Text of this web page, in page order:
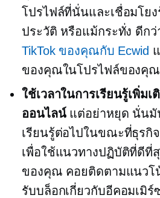
โปรไฟล์ที่นั่นและเชื่อมโย
ประวัติ หรือแม้กระทั่ง ดีกว่
TikTok ของคุณกับ Ecwid
ของคุณในโปรไฟล์ของคุณ
ใช้เวลาในการเรียนรู้เพิ่ม
ออนไลน์แต่อย่าหยุด นั่นมั
เรียนรู้ต่อไปในขณะที่ธุรกิ
เพื่อใช้แนวทางปฏิบัติที่ดีที่
ของคุณ คอยติดตามแนวโ
รับบล็อกเกี่ยวกับอีคอมเมิร์